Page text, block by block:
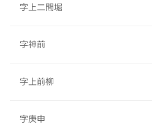
字上二間堀
字神前
字上前柳
字庚申